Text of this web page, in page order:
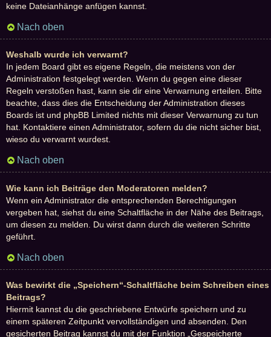
keine Dateianhänge anfügen kannst.
Nach oben
Weshalb wurde ich verwarnt?
In jedem Board gibt es eigene Regeln, die meistens von der
Administration festgelegt werden. Wenn du gegen eine dieser
Regeln verstoßen hast, kann sie dir eine Verwarnung erteilen. Bitte
beachte, dass dies die Entscheidung der Administration dieses
Boards ist und phpBB Limited nichts mit dieser Verwarnung zu tun
hat. Kontaktiere einen Administrator, sofern du die nicht sicher bist,
wieso du verwarnt wurdest.
Nach oben
Wie kann ich Beiträge den Moderatoren melden?
Wenn ein Administrator die entsprechenden Berechtigungen
vergeben hat, siehst du eine Schaltfläche in der Nähe des Beitrags,
um diesen zu melden. Du wirst dann durch die weiteren Schritte
geführt.
Nach oben
Was bewirkt die „Speichern“-Schaltfläche beim Schreiben eines
Beitrags?
Hiermit kannst du die geschriebene Entwürfe speichern und zu
einem späteren Zeitpunkt vervollständigen und absenden. Den
gesicherten Beitrag kannst du mit der Funktion „Gespeicherte